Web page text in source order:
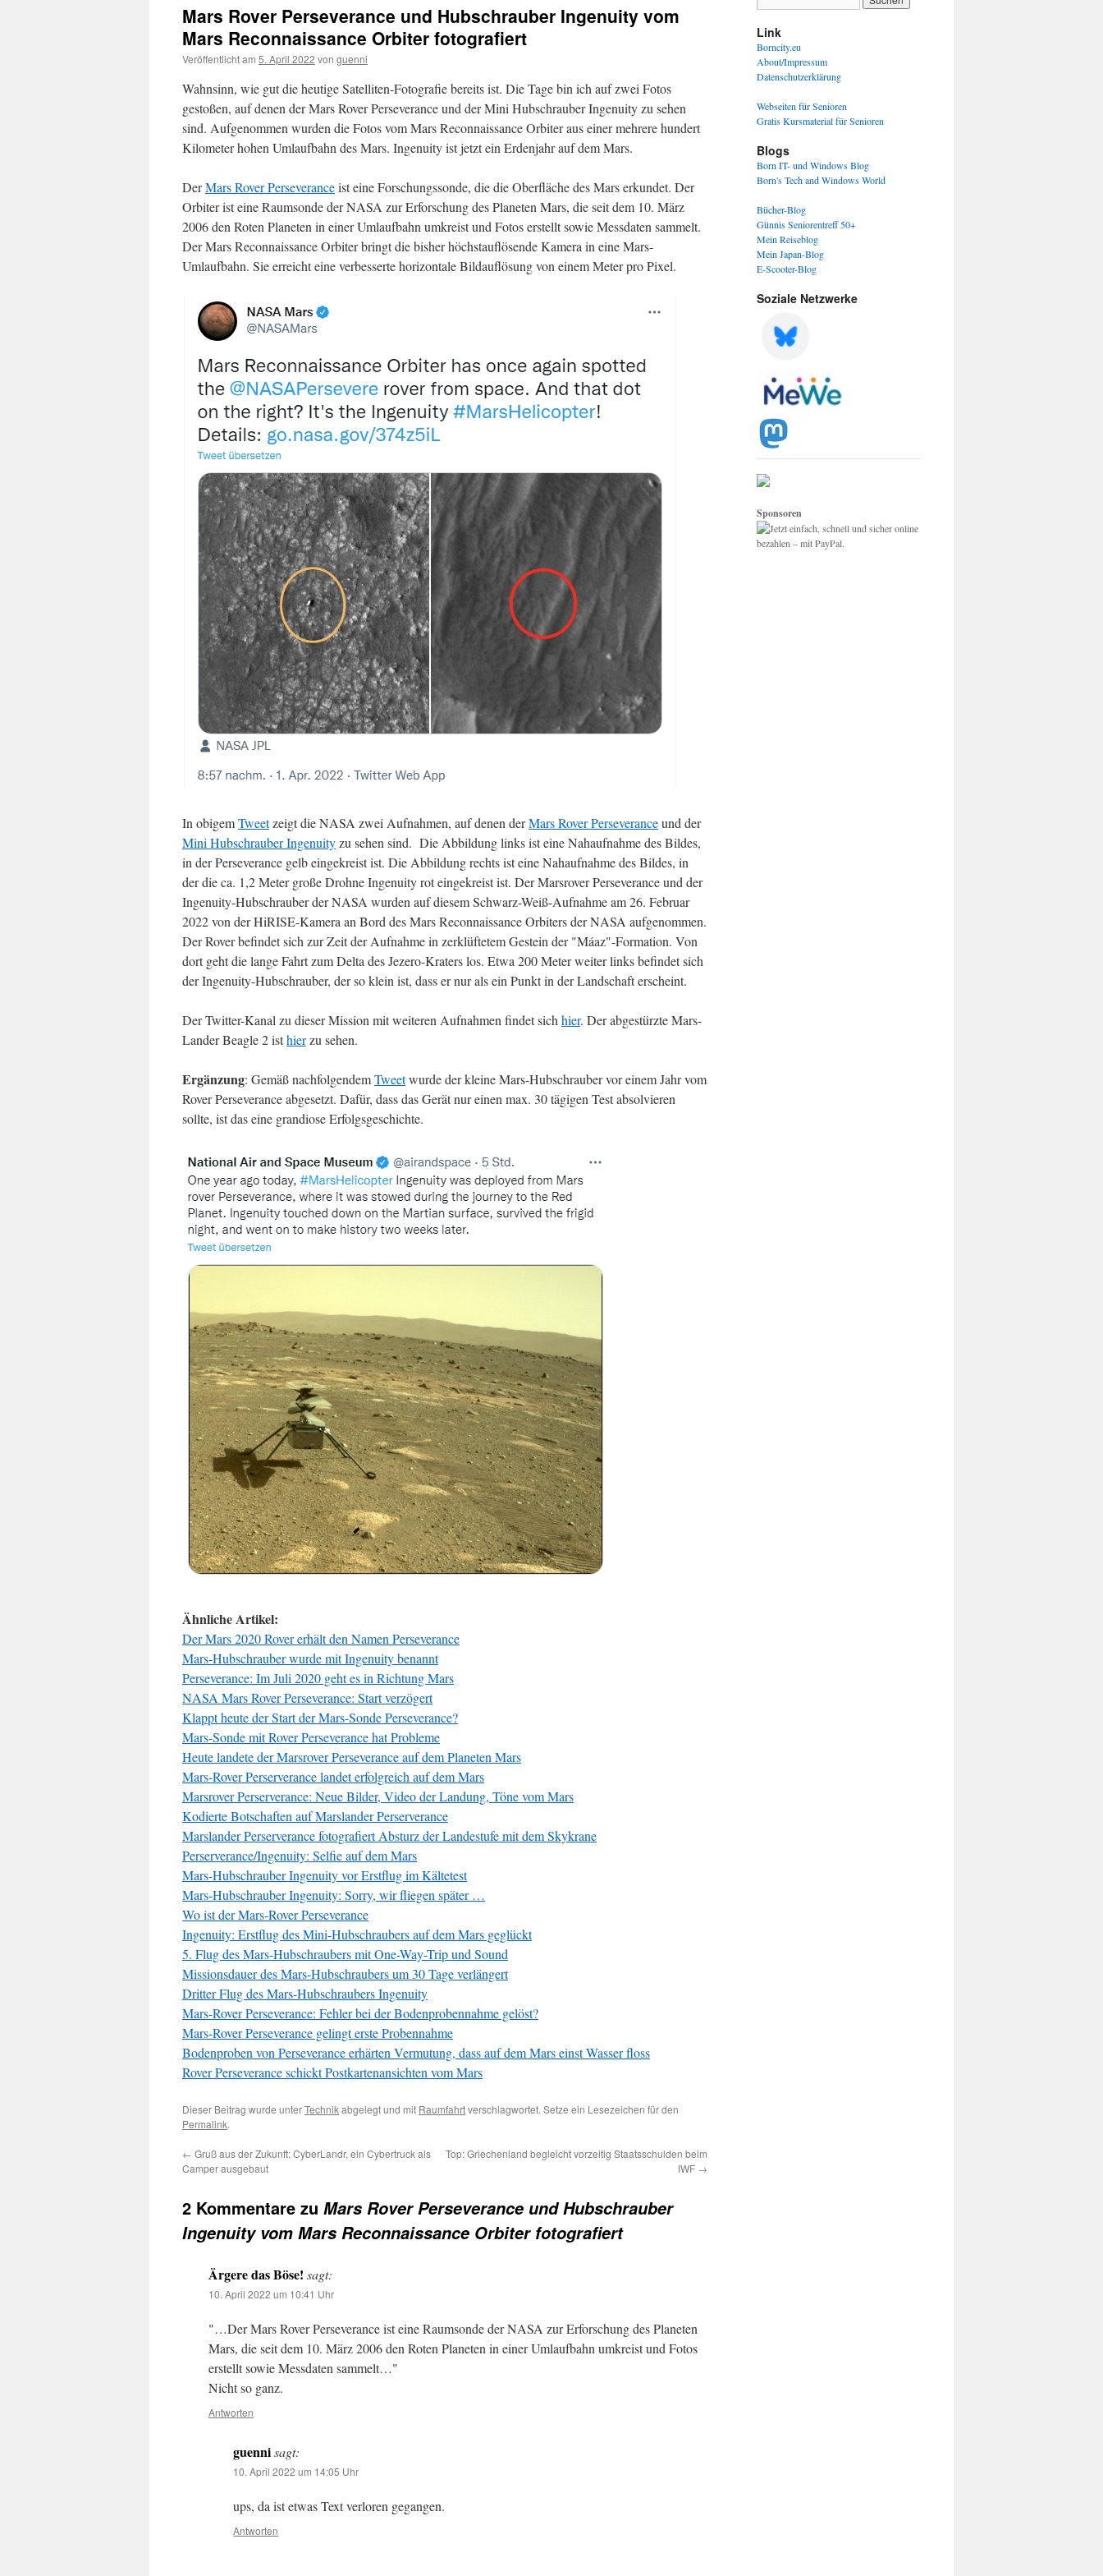
Mars Rover Perseverance und Hubschrauber Ingenuity vom
Mars Reconnaissance Orbiter fotografiert
Veröffentlicht am 5. April 2022 von guenni
Wahnsinn, wie gut die heutige Satelliten-Fotografie bereits ist. Die Tage bin ich auf zwei Fotos
gestoßen, auf denen der Mars Rover Perseverance und der Mini Hubschrauber Ingenuity zu sehen
sind. Aufgenommen wurden die Fotos vom Mars Reconnaissance Orbiter aus einer mehrere hundert
Kilometer hohen Umlaufbahn des Mars. Ingenuity ist jetzt ein Erdenjahr auf dem Mars.
DerMars Rover Perseveranceist eine Forschungssonde, die die Oberfläche des Mars erkundet. Der
Orbiter ist eine Raumsonde der NASA zur Erforschung des Planeten Mars, die seit dem 10. März
2006 den Roten Planeten in einer Umlaufbahn umkreist und Fotos erstellt sowie Messdaten sammelt.
Der Mars Reconnaissance Orbiter bringt die bisher höchstauflösende Kamera in eine Mars-
Umlaufbahn. Sie erreicht eine verbesserte horizontale Bildauflösung von einem Meter pro Pixel.
In obigemTweetzeigt die NASA zwei Aufnahmen, auf denen derMars Rover Perseveranceund der
Mini Hubschrauber Ingenuityzu sehen sind. Die Abbildung links ist eine Nahaufnahme des Bildes,
in der Perseverance gelb eingekreist ist. Die Abbildung rechts ist eine Nahaufnahme des Bildes, in
der die ca. 1,2 Meter große Drohne Ingenuity rot eingekreist ist. Der Marsrover Perseverance und der
Ingenuity-Hubschrauber der NASA wurden auf diesem Schwarz-Weiß-Aufnahme am 26. Februar
2022 von der HiRISE-Kamera an Bord des Mars Reconnaissance Orbiters der NASA aufgenommen.
Der Rover befindet sich zur Zeit der Aufnahme in zerklüftetem Gestein der "Máaz"-Formation. Von
dort geht die lange Fahrt zum Delta des Jezero-Kraters los. Etwa 200 Meter weiter links befindet sich
der Ingenuity-Hubschrauber, der so klein ist, dass er nur als ein Punkt in der Landschaft erscheint.
Der Twitter-Kanal zu dieser Mission mit weiteren Aufnahmen findet sich hier. Der abgestürzte Mars-
Lander Beagle 2 isthierzu sehen.
Ergänzung: Gemäß nachfolgendemTweetwurde der kleine Mars-Hubschrauber vor einem Jahr vom
Rover Perseverance abgesetzt. Dafür, dass das Gerät nur einen max. 30 tägigen Test absolvieren
sollte, ist das eine grandiose Erfolgsgeschichte.
Ähnliche Artikel:
Der Mars 2020 Rover erhält den Namen Perseverance
Mars-Hubschrauber wurde mit Ingenuity benannt
Perseverance: Im Juli 2020 geht es in Richtung Mars
NASA Mars Rover Perseverance: Start verzögert
Klappt heute der Start der Mars-Sonde Perseverance?
Mars-Sonde mit Rover Perseverance hat Probleme
Heute landete der Marsrover Perseverance auf dem Planeten Mars
Mars-Rover Perserverance landet erfolgreich auf dem Mars
Marsrover Perserverance: Neue Bilder, Video der Landung, Töne vom Mars
Kodierte Botschaften auf Marslander Perserverance
Marslander Perserverance fotografiert Absturz der Landestufe mit dem Skykrane
Perserverance/Ingenuity: Selfie auf dem Mars
Mars-Hubschrauber Ingenuity vor Erstflug im Kältetest
Mars-Hubschrauber Ingenuity: Sorry, wir fliegen später …
Wo ist der Mars-Rover Perseverance
Ingenuity: Erstflug des Mini-Hubschraubers auf dem Mars geglückt
5. Flug des Mars-Hubschraubers mit One-Way-Trip und Sound
Missionsdauer des Mars-Hubschraubers um 30 Tage verlängert
Dritter Flug des Mars-Hubschraubers Ingenuity
Mars-Rover Perseverance: Fehler bei der Bodenprobennahme gelöst?
Mars-Rover Perseverance gelingt erste Probennahme
Bodenproben von Perseverance erhärten Vermutung, dass auf dem Mars einst Wasser floss
Rover Perseverance schickt Postkartenansichten vom Mars
Dieser Beitrag wurde unterTechnikabgelegt und mit Raumfahrtverschlagwortet. Setze ein Lesezeichen für den
Permalink.
← Gruß aus der Zukunft: CyberLandr, ein Cybertruck als
Camper ausgebaut
Top: Griechenland begleicht vorzeitig Staatsschulden beim
IWF →
2 Kommentare zu Mars Rover Perseverance und Hubschrauber
Ingenuity vom Mars Reconnaissance Orbiter fotografiert
Ärgere das Böse! sagt:
10. April 2022 um 10:41 Uhr
"…Der Mars Rover Perseverance ist eine Raumsonde der NASA zur Erforschung des Planeten
Mars, die seit dem 10. März 2006 den Roten Planeten in einer Umlaufbahn umkreist und Fotos
erstellt sowie Messdaten sammelt…"
Nicht so ganz.
Antworten
guenni sagt:
10. April 2022 um 14:05 Uhr
ups, da ist etwas Text verloren gegangen.
Antworten
Link
Borncity.eu
About/Impressum
Datenschutzerklärung
Webseiten für Senioren
Gratis Kursmaterial für Senioren
Blogs
Born IT- und Windows Blog
Born's Tech and Windows World
Bücher-Blog
Günnis Seniorentreff 50+
Mein Reiseblog
Mein Japan-Blog
E-Scooter-Blog
Soziale Netzwerke
Sponsoren